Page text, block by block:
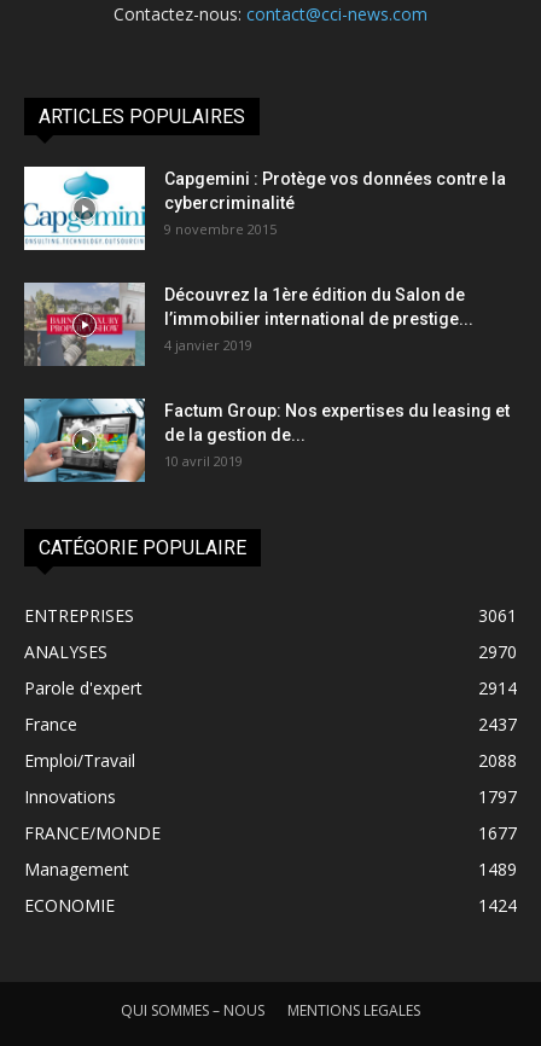
Contactez-nous: contact@cci-news.com
ARTICLES POPULAIRES
Capgemini : Protège vos données contre la
cybercriminalité
9 novembre 2015
Découvrez la 1ère édition du Salon de
l’immobilier international de prestige...
4 janvier 2019
Factum Group: Nos expertises du leasing et
de la gestion de...
10 avril 2019
CATÉGORIE POPULAIRE
ENTREPRISES
3061
ANALYSES
2970
Parole d'expert
2914
France
2437
Emploi/Travail
2088
Innovations
1797
FRANCE/MONDE
1677
Management
1489
ECONOMIE
1424
QUI SOMMES – NOUS MENTIONS LEGALES